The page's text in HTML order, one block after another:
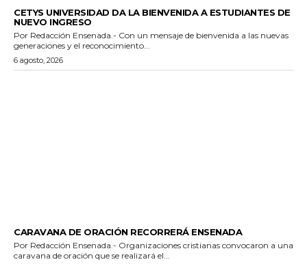
CETYS UNIVERSIDAD DA LA BIENVENIDA A ESTUDIANTES DE
NUEVO INGRESO
Por Redacción Ensenada.- Con un mensaje de bienvenida a las nuevas
generaciones y el reconocimiento...
6 agosto, 2026
CARAVANA DE ORACIÓN RECORRERÁ ENSENADA
Por Redacción Ensenada.- Organizaciones cristianas convocaron a una
caravana de oración que se realizará el...